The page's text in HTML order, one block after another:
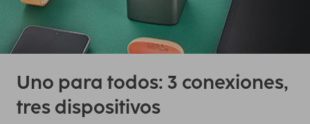
Uno para todos: 3 conexiones,
tres dispositivos